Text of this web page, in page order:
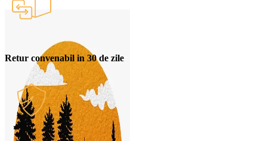
Retur convenabil in 30 de zile